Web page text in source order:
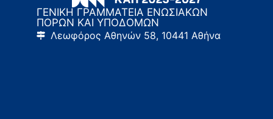
ΓΕΝΙΚΗ ΓΡΑΜΜΑΤΕΙΑ ΕΝΩΣΙΑΚΩΝ
ΠΟΡΩΝ ΚΑΙ ΥΠΟΔΟΜΩΝ
Λεωφόρος Αθηνών 58, 10441 Αθήνα